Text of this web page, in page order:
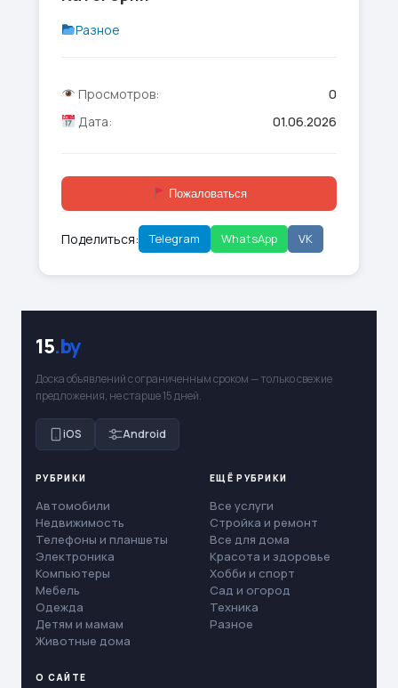
Разное
Просмотров:
0
Дата:
01.06.2026
Пожаловаться
Поделиться: Telegram WhatsApp VK
15.by
Доска объявлений с ограниченным сроком — только свежие
предложения, не старше 15 дней.
iOS Android
РУБРИКИ
Автомобили
Недвижимость
Телефоны и планшеты
Электроника
Компьютеры
Мебель
Одежда
Детям и мамам
Животные дома
ЕЩЁ РУБРИКИ
Все услуги
Стройка и ремонт
Все для дома
Красота и здоровье
Хобби и спорт
Сад и огород
Техника
Разное
О САЙТЕ